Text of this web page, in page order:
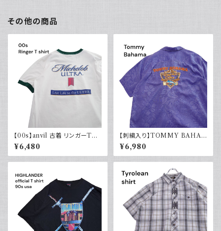
その他の商品
【00s】anvil 古着 リンガーTシ
ャツ 両面プリント ビール Mich
elob ULTRA ホワイト グリー
ン 白T
¥6,480
【刺繍入り】TOMMY BAHA
MA トミーバハマ オープンカラ
ーシャツ シルク100％ 開禁 古
着 アメカジ パープル
¥6,980